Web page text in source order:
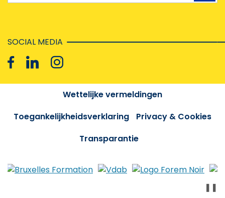
SOCIAL MEDIA
Wettelijke vermeldingen
Toegankelijkheidsverklaring
Privacy & Cookies
Transparantie
❚❚